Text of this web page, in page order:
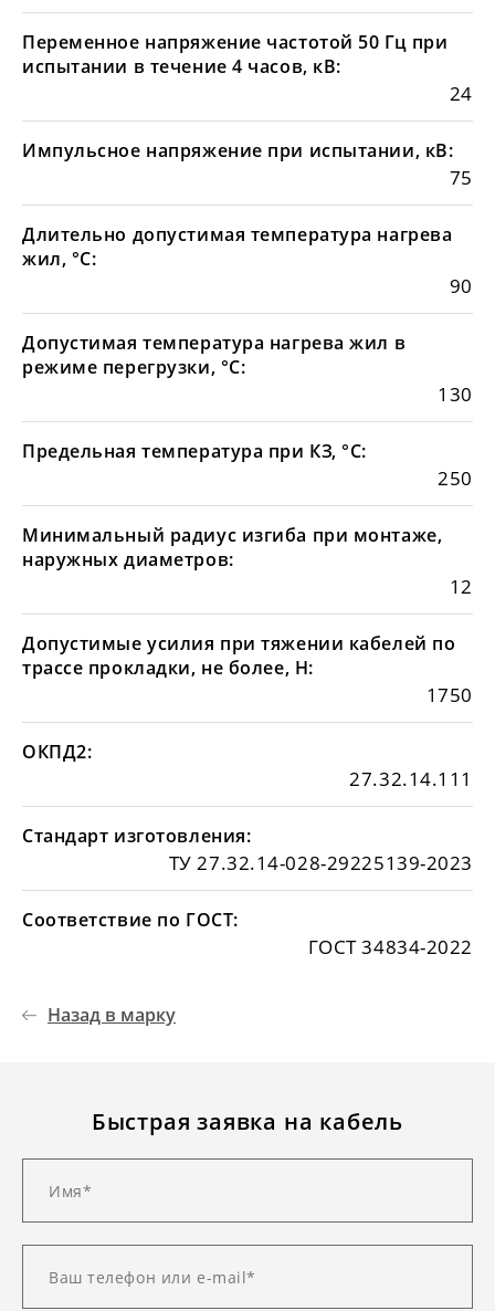
Переменное напряжение частотой 50 Гц при
испытании в течение 4 часов, кВ:
24
Импульсное напряжение при испытании, кВ:
75
Длительно допустимая температура нагрева
жил, °С:
90
Допустимая температура нагрева жил в
режиме перегрузки, °С:
130
Предельная температура при КЗ, °С:
250
Минимальный радиус изгиба при монтаже,
наружных диаметров:
12
Допустимые усилия при тяжении кабелей по
трассе прокладки, не более, Н:
1750
ОКПД2:
27.32.14.111
Стандарт изготовления:
ТУ 27.32.14-028-29225139-2023
Соответствие по ГОСТ:
ГОСТ 34834-2022
Назад в марку
Быстрая заявка на кабель